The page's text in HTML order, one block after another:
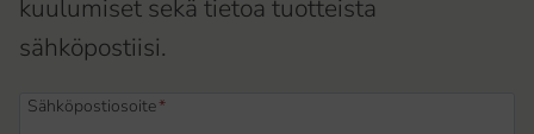
kuulumiset sekä tietoa tuotteista
sähköpostiisi.
Sähköpostiosoite*